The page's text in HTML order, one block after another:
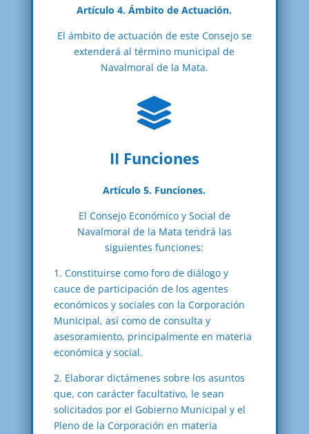
Artículo 4. Ámbito de Actuación.
El ámbito de actuación de este Consejo se
extenderá al término municipal de
Navalmoral de la Mata.

II Funciones
Artículo 5. Funciones.
El Consejo Económico y Social de
Navalmoral de la Mata tendrá las
siguientes funciones:
1. Constituirse como foro de diálogo y
cauce de participación de los agentes
económicos y sociales con la Corporación
Municipal, así como de consulta y
asesoramiento, principalmente en materia
económica y social.
2. Elaborar dictámenes sobre los asuntos
que, con carácter facultativo, le sean
solicitados por el Gobierno Municipal y el
Pleno de la Corporación en materia